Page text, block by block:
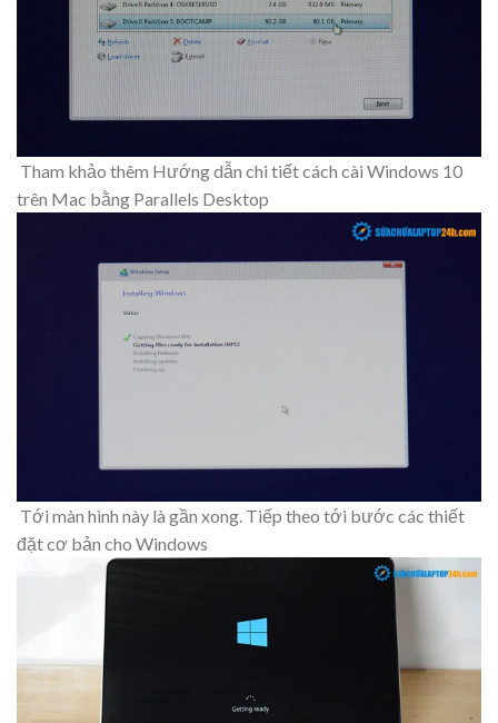
Tham khảo thêm Hướng dẫn chi tiết cách cài Windows 10
trên Mac bằng Parallels Desktop
Tới màn hình này là gần xong. Tiếp theo tới bước các thiết
đặt cơ bản cho Windows